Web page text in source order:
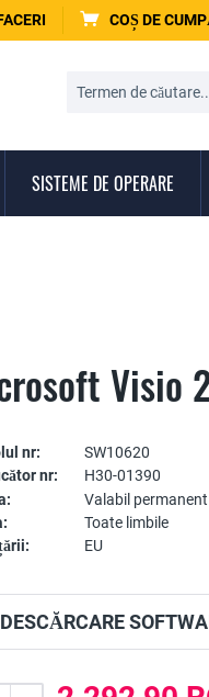
COȘ DE
SISTEME DE OPERARE
Visio
nr:
SW10620
nr:
H30-01390
Valabil permanent
Toate limbile
EU
DESCĂRCARE